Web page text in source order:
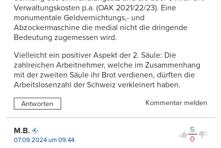
Verwaltungskosten p.a. (OAK 2021/22/23). Eine
monumentale Geldvernichtungs,- und
Abzockermaschine die medial nicht die dringende
Bedeutung zugemessen wird.
Vielleicht ein positiver Aspekt der 2. Säule: Die
zahlreichen Arbeitnehmer, welche im Zusammenhang
mit der zweiten Säule ihr Brot verdienen, dürften die
Arbeitslosenzahl der Schweiz verkleinert haben.
Antworten Kommentar melden
5
0
M.B.
07.09.2024 um 09:44